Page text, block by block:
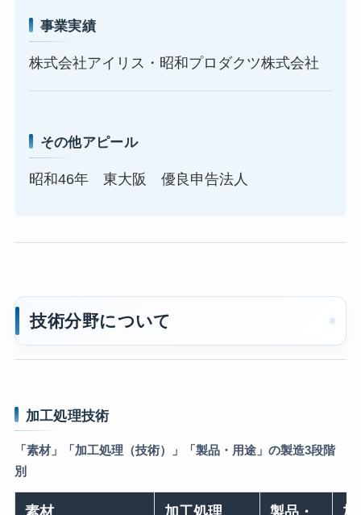
事業実績
株式会社アイリス・昭和プロダクツ株式会社
その他アピール
昭和46年 東大阪 優良申告法人
技術分野について
加工処理技術
「素材」「加工処理（技術）」「製品・用途」の製造3段階
別
素材 加工処理 製品・ 加